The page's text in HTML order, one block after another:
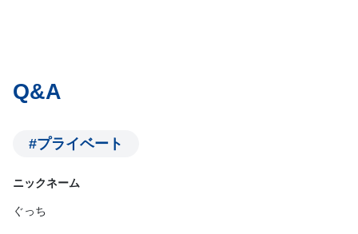
Q&A
#プライベート
ニックネーム
ぐっち